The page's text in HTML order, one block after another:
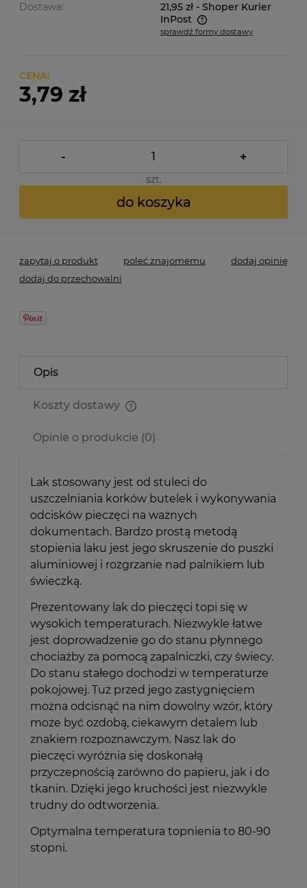
Dostawa:
21,95 zł - Shoper Kurier
InPost
Cena nie zawiera ewentualnych kosztów płatności
sprawdź formy dostawy
CENA:
3,79 zł
- +
szt.
do koszyka
zapytaj o produkt poleć znajomemu
dodaj opinię
dodaj do przechowalni
Opis
Koszty dostawy
Opinie o produkcie (0)
Lak stosowany jest od stuleci do
uszczelniania korków butelek i wykonywania
odcisków pieczęci na ważnych
dokumentach. Bardzo prostą metodą
stopienia laku jest jego skruszenie do puszki
aluminiowej i rozgrzanie nad palnikiem lub
świeczką.
Prezentowany lak do pieczęci topi się w
wysokich temperaturach. Niezwykle łatwe
jest doprowadzenie go do stanu płynnego
chociażby za pomocą zapalniczki, czy świecy.
Do stanu stałego dochodzi w temperaturze
pokojowej. Tuż przed jego zastygnięciem
można odcisnąć na nim dowolny wzór, który
może być ozdobą, ciekawym detalem lub
znakiem rozpoznawczym. Nasz lak do
pieczęci wyróżnia się doskonałą
przyczepnością zarówno do papieru, jak i do
tkanin. Dzięki jego kruchości jest niezwykle
trudny do odtworzenia.
Optymalna temperatura topnienia to 80-90
stopni.